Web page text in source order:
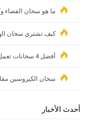
ما هو سخان الفضاء
كيف تشتري سخان
أفضل 4 سخانات تعمل بالديزل لعام 2025
سخان الكيروسين
أحدث الأخبار